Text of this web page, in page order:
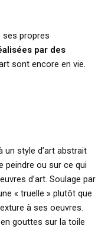
propres
par des
sont encore en vie.
un style d’art abstrait
peindre ou sur ce qui
d’art. Soulage par
« truelle » plutôt que
à ses oeuvres.
gouttes sur la toile